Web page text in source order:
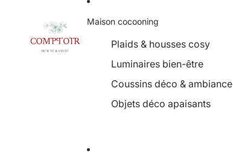
Maison cocooning
Plaids & housses cosy
Luminaires bien-être
Coussins déco & ambiance
Objets déco apaisants